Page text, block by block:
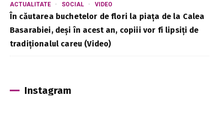
ACTUALITATE SOCIAL VIDEO
În căutarea buchetelor de flori la piața de la Calea
Basarabiei, deși în acest an, copiii vor fi lipsiți de
tradiționalul careu (Video)
Instagram